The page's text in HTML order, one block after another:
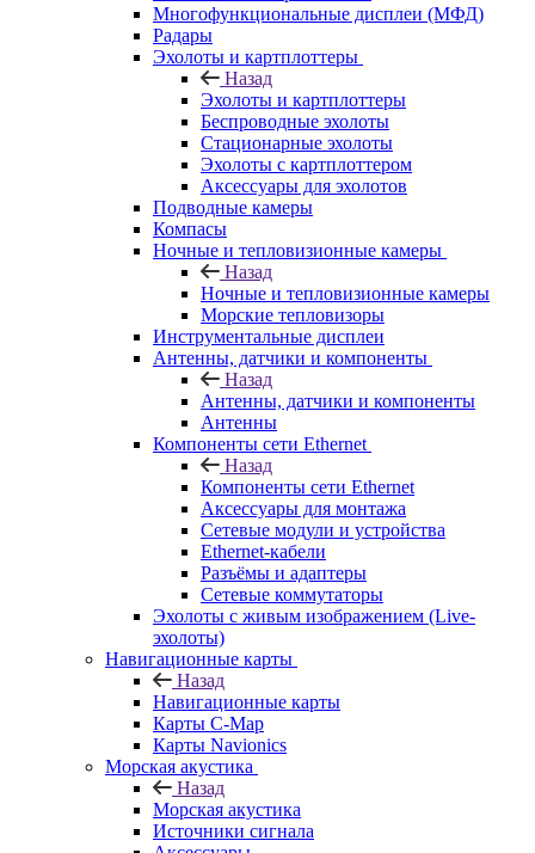
Многофункциональные дисплеи (МФД)
Радары
Эхолоты и картплоттеры
Назад
Эхолоты и картплоттеры
Беспроводные эхолоты
Стационарные эхолоты
Эхолоты с картплоттером
Аксессуары для эхолотов
Подводные камеры
Компасы
Ночные и тепловизионные камеры
Назад
Ночные и тепловизионные камеры
Морские тепловизоры
Инструментальные дисплеи
Антенны, датчики и компоненты
Назад
Антенны, датчики и компоненты
Антенны
Компоненты сети Ethernet
Назад
Компоненты сети Ethernet
Аксессуары для монтажа
Сетевые модули и устройства
Ethernet-кабели
Разъёмы и адаптеры
Сетевые коммутаторы
Эхолоты с живым изображением (Live-
эхолоты)
Навигационные карты
Назад
Навигационные карты
Карты C-Map
Карты Navionics
Морская акустика
Назад
Морская акустика
Источники сигнала